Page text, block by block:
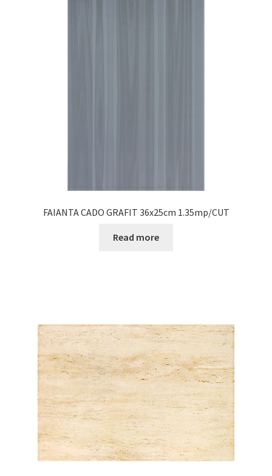
FAIANTA CADO GRAFIT 36x25cm 1.35mp/CUT
Read more